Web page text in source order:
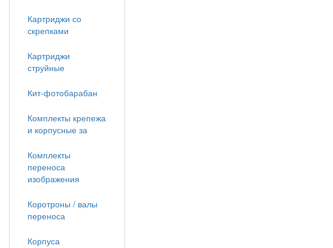
Картриджи со
скрепками
Картриджи
струйные
Кит-фотобарабан
Комплекты крепежа
и корпусные за
Комплекты
переноса
изображения
Коротроны / валы
переноса
Корпуса